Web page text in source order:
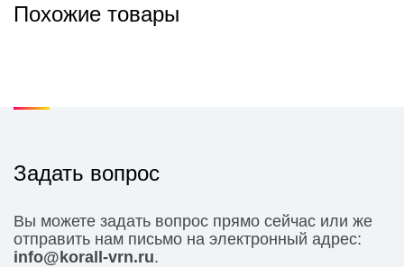
Похожие товары
Задать вопрос
Вы можете задать вопрос прямо сейчас или же
отправить нам письмо на электронный адрес:
info@korall-vrn.ru.